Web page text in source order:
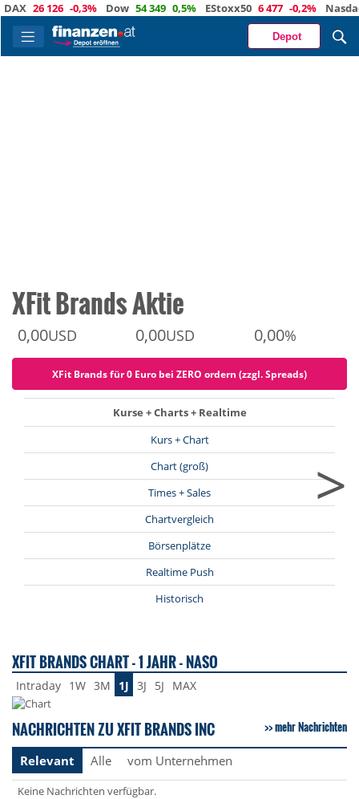
26 126 -0,3% Dow 54 349 0,5% EStoxx50 6 477 -0,2% Nasdaq
Depot
XFit Brands Aktie
0,00USD 0,00USD 0,00%
XFit Brands für 0 Euro bei ZERO ordern (zzgl. Spreads)
Kurse + Charts + Realtime
Kurs + Chart
Chart (groß)
Times + Sales
Chartvergleich
Börsenplätze
Realtime Push
Historisch
>
XFIT BRANDS CHART - 1 JAHR - NASO
Intraday 1W 3M 1J 3J 5J MAX
NACHRICHTEN ZU XFIT BRANDS INC mehr Nachrichten
Relevant Alle vom Unternehmen
Keine Nachrichten verfügbar.